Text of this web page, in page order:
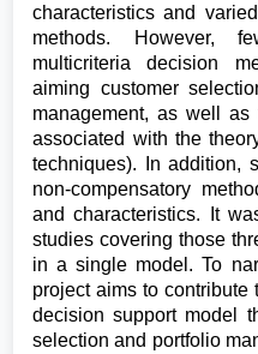
characteristics and
methods. However,
multicriteria decision
aiming customer
management, as well
associated with the
techniques). In addition,
non-compensatory
and characteristics. It
studies covering those
in a single model. To
project aims to contribute
decision support model
selection and portfolio